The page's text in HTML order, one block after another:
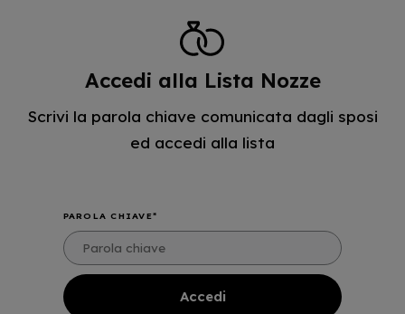
Accedi alla Lista Nozze
Scrivi la parola chiave comunicata dagli sposi
ed accedi alla lista
PAROLA CHIAVE